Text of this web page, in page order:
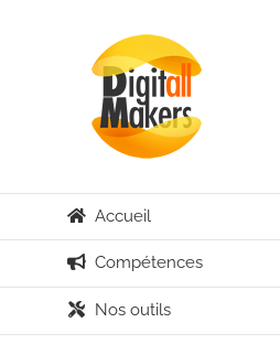
Accueil
Compétences
Nos outils